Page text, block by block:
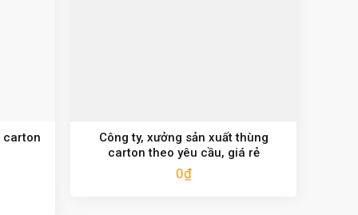
carton
Công ty, xưởng sản xuất thùng
carton theo yêu cầu, giá rẻ
0₫